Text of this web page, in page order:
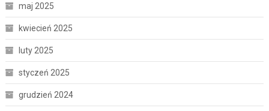
maj 2025
kwiecień 2025
luty 2025
styczeń 2025
grudzień 2024